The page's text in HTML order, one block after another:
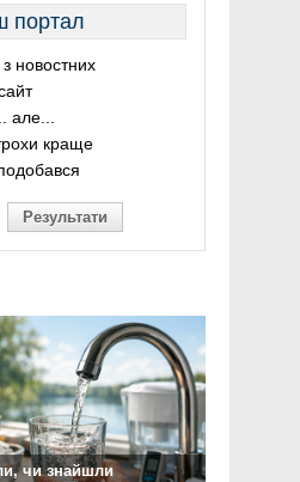
портал
новостних
але...
краще
Результати
чи знайшли